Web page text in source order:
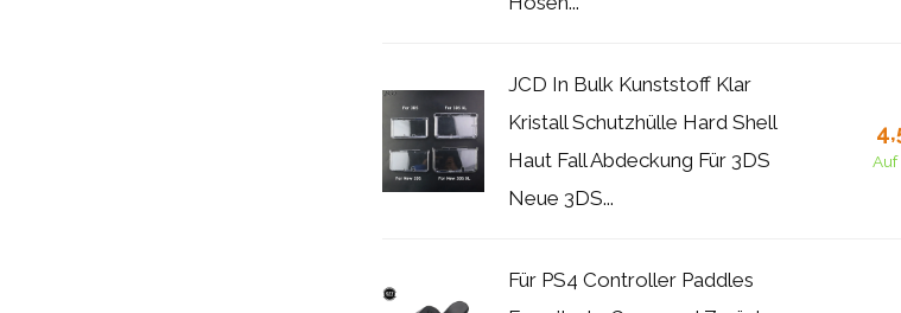
JCD In Bulk Kunststoff Klar
Kristall Schutzhülle Hard Shell
Haut Fall Abdeckung Für 3DS
Neue 3DS...
Auf
Für PS4 Controller Paddles